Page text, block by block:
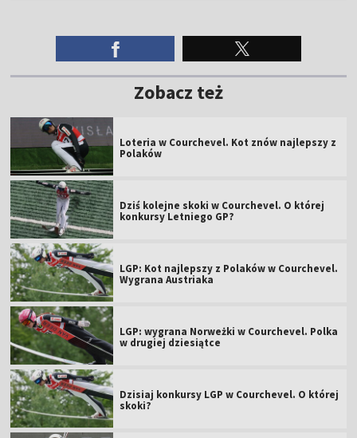
Zobacz też
Loteria w Courchevel. Kot znów najlepszy z
Polaków
Dziś kolejne skoki w Courchevel. O której
konkursy Letniego GP?
LGP: Kot najlepszy z Polaków w Courchevel.
Wygrana Austriaka
LGP: wygrana Norweżki w Courchevel. Polka
w drugiej dziesiątce
Dzisiaj konkursy LGP w Courchevel. O której
skoki?